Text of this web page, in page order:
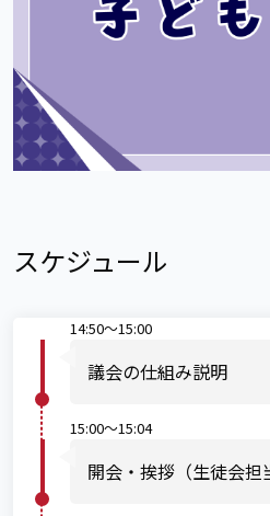
スケジュール
14:50～15:00
議会の仕組み説明
15:00～15:04
開会・挨拶（生徒会担